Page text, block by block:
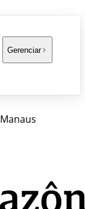
Gerenciar
Manaus